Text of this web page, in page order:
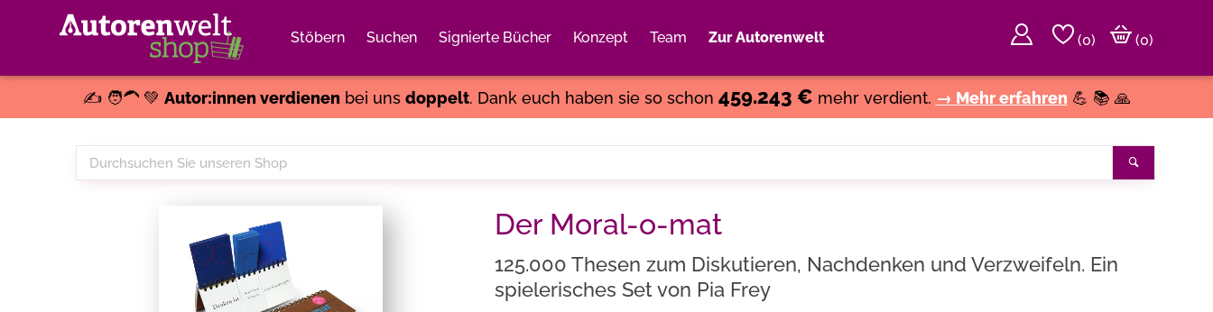
Stöbern Suchen Signierte Bücher Konzept Team Zur Autorenwelt (0)
(0)
✍️ 🧑‍🦱 💚 Autor:innen verdienenbei uns doppelt. Dank euch haben sie so schon 459.243 € mehr verdient. → Mehr erfahren 💪 📚 🙏
Durchsuchen
Sie
Der Moral-o-mat
125.000 Thesen zum Diskutieren, Nachdenken und Verzweifeln. Ein
spielerisches Set von Pia Frey